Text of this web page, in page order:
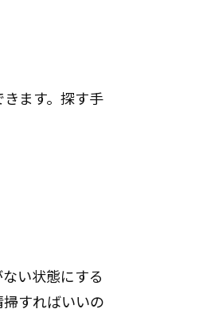
ます。探す手
い状態にする
すればいいの